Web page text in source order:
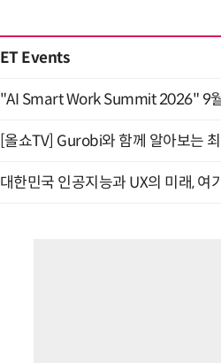
ET Events
"AI Smart Work Summit 2026" 9
[올쇼TV] Gurobi와 함께 알아보는
대한민국 인공지능과 UX의 미래,